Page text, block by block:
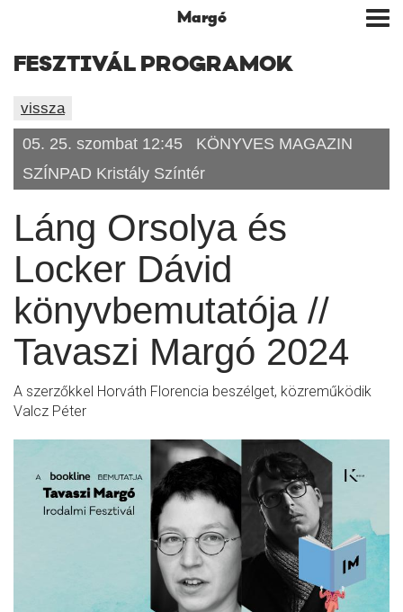
Margó
FESZTIVÁL PROGRAMOK
vissza
05. 25. szombat 12:45
KÖNYVES MAGAZIN
SZÍNPAD Kristály Színtér
Láng Orsolya és
Locker Dávid
könyvbemutatója //
Tavaszi Margó 2024
A szerzőkkel Horváth Florencia beszélget, közreműködik
Valcz Péter